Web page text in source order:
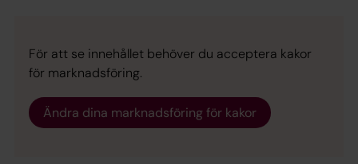
För att se innehållet behöver du acceptera kakor
för marknadsföring.
Ändra dina marknadsföring för kakor